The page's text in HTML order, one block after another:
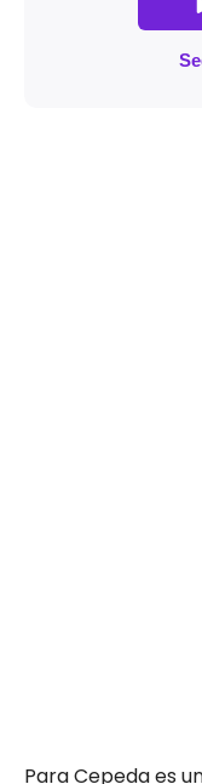
Para Cepeda es